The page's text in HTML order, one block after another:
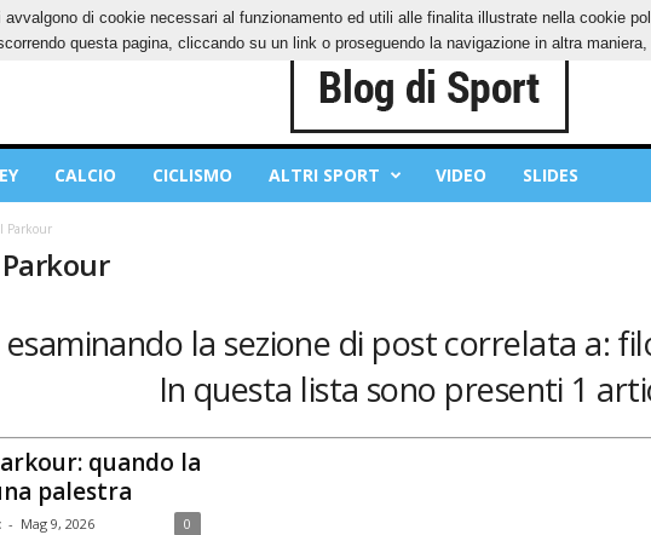
CONTATTI COOKIES PRIVACY POLICY
CALCIO CICLISMO ALTRI SPORT VIDEO SLIDES
Parkour
esaminando la sezione di post correlata a:
In questa lista sono presenti 1
quando la
palestra
- Mag 9, 2026 0
di cookie necessari al funzionamento ed utili alle finalita illustrate nella cookie
questa pagina, cliccando su un link o proseguendo la navigazione in altra